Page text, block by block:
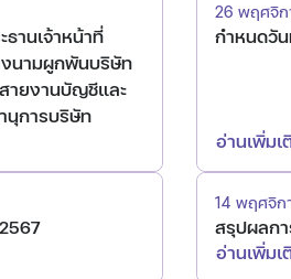
านเจ้าหน้าที่
งนามผูกพันบริษัท
ายงานบัญชีและ
นุการบริษัท
26 พฤศจิก
กำหนดวั
อ่านเพิ่มเ
14 พฤศจิก
สรุปผลก
อ่านเพิ่มเ